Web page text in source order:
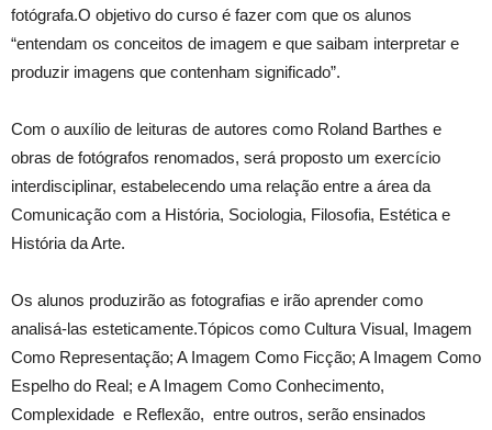
fotógrafa.O objetivo do curso é fazer com que os alunos
“entendam os conceitos de imagem e que saibam interpretar e
produzir imagens que contenham significado”.
Com o auxílio de leituras de autores como Roland Barthes e
obras de fotógrafos renomados, será proposto um exercício
interdisciplinar, estabelecendo uma relação entre a área da
Comunicação com a História, Sociologia, Filosofia, Estética e
História da Arte.
Os alunos produzirão as fotografias e irão aprender como
analisá-las esteticamente.Tópicos como Cultura Visual, Imagem
Como Representação; A Imagem Como Ficção; A Imagem Como
Espelho do Real; e A Imagem Como Conhecimento,
Complexidade e Reflexão, entre outros, serão ensinados